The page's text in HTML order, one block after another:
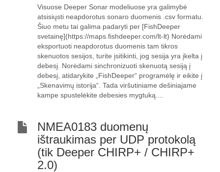
Visuose Deeper Sonar modeliuose yra galimybė
atsisiųsti neapdorotus sonaro duomenis .csv formatu.
Šiuo metu tai galima padaryti per [FishDeeper
svetainę](https://maps.fishdeeper.com/lt-lt) Norėdami
eksportuoti neapdorotus duomenis tam tikros
skenuotos sesijos, turite įsitikinti, jog sesija yra įkelta į
debesį. Norėdami sinchronizuoti skenuotą sesiją į
debesį, atidarykite „FishDeeper“ programėlę ir eikite į
„Skenavimų istorija“. Tada viršutiniame dešiniajame
kampe spustelėkite debesies mygtuką....
NMEA0183 duomenų
ištraukimas per UDP protokolą
(tik Deeper CHIRP+ / CHIRP+
2.0)